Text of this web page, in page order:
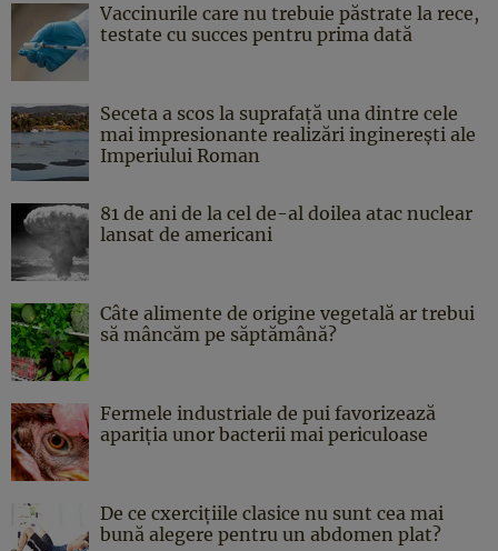
Vaccinurile care nu trebuie păstrate la rece,
testate cu succes pentru prima dată
Seceta a scos la suprafață una dintre cele
mai impresionante realizări inginerești ale
Imperiului Roman
81 de ani de la cel de-al doilea atac nuclear
lansat de americani
Câte alimente de origine vegetală ar trebui
să mâncăm pe săptămână?
Fermele industriale de pui favorizează
apariția unor bacterii mai periculoase
De ce cxercițiile clasice nu sunt cea mai
bună alegere pentru un abdomen plat?